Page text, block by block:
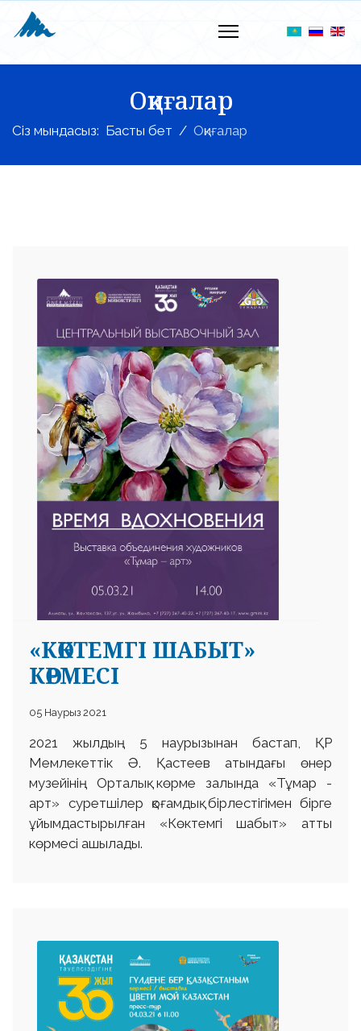
Оқиғалар
Сіз мындасыз: Басты бет Оқиғалар
«КӨКТЕМГІ ШАБЫТ»
КӨРМЕСІ
05 Наурыз 2021
2021 жылдың 5 наурызынан бастап, ҚР
Мемлекеттік Ә. Қастеев атындағы өнер
музейінің Орталық көрме залында «Тұмар -
aрт» суретшілер қоғамдық бірлестігімен бірге
ұйымдастырылған «Көктемгі шабыт» атты
көрмесі ашылады.